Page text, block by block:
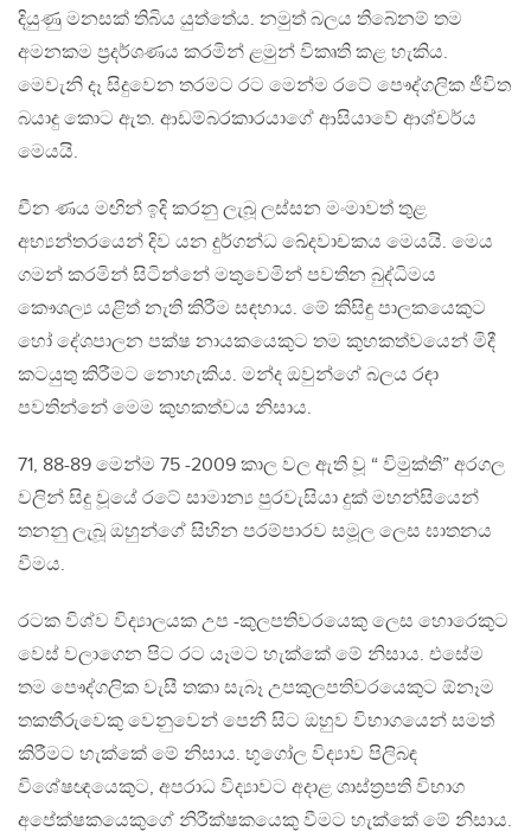
දියුණු මනසක් තිබිය යුත්තේය. නමුත් බලය තිබේනම් තම
අමනකම ප්‍රදර්ශණය කරමින් ළමුන් විකෘති කළ හැකිය.
මෙවැනි දෑ සිදුවෙන තරමට රට මෙන්ම රටේ පෞද්ගලික ජීවිත
බයාදු කොට ඇත. ආඩම්බරකාරයාගේ ආසියාවේ ආශ්චර්ය
මෙයයි.
චීන ණය මඟින් ඉදි කරනු ලැබූ ලස්සන මංමාවත් තුළ
අභ්‍යන්තරයෙන් දිව යන දුර්ගන්ධ ඛේදවාචකය මෙයයි. මෙය
ගමන් කරමින් සිටින්නේ මතුවෙමින් පවතින බුද්ධිමය
කෞශල්‍ය යළිත් නැති කිරීම සඳහාය. මේ කිසිඳු පාලකයෙකුට
හෝ දේශපාලන පක්ෂ නායකයෙකුට තම කුහකත්වයෙන් මිදී
කටයුතු කිරීමට නොහැකිය. මන්ද ඔවුන්ගේ බලය රඳා
පවතින්නේ මෙම කුහකත්වය නිසාය.
71, 88-89 මෙන්ම 75 -2009 කාල වල ඇති වූ “ විමුක්ති” අරගල
වලින් සිදු වූයේ රටේ සාමාන්‍ය පුරවැසියා දුක් මහන්සියෙන්
තනනු ලැබූ ඔහුන්ගේ සිහින පරම්පාරව සමූල ලෙස ඝාතනය
වීමය.
රටක විශ්ව විද්‍යාලයක උප -කුලපතිවරයෙකු ලෙස හොරෙකුට
වෙස් වලාගෙන පිට රට යෑමට හැක්කේ මේ නිසාය. එසේම
තම පෞද්ගලික වැසී තකා සැබෑ උපකුලපතිවරයෙකුට ඕනෑම
තකතීරුවෙකු වෙනුවෙන් පෙනී සිට ඔහුව විභාගයෙන් සමත්
කිරීමට හැක්කේ මේ නිසාය. භූගෝල විද්‍යාව පිලිබඳ
විශේෂඥයෙකුට, අපරාධ විද්‍යාවට අදාළ ශාස්ත්‍රපති විභාග
අපේක්ෂකයෙකුගේ නිරීක්ෂකයෙකු වීමට හැක්කේ මේ නිසාය.